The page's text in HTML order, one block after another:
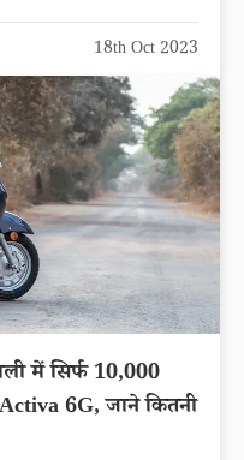
18th Oct 2023
में सिर्फ 10,000
6G, जाने कितनी